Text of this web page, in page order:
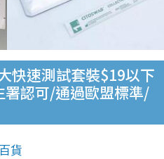
快速測試套裝$19以下
署認可/通過歐盟標準/
貨